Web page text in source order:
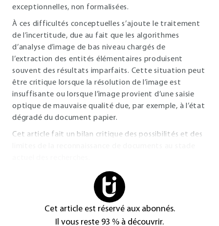
exceptionnelles, non formalisées.
À ces difficultés conceptuelles s’ajoute le traitement
de l’incertitude, due au fait que les algorithmes
d’analyse d’image de bas niveau chargés de
l’extraction des entités élémentaires produisent
souvent des résultats imparfaits. Cette situation peut
être critique lorsque la résolution de l’image est
insuffisante ou lorsque l’image provient d’une saisie
optique de mauvaise qualité due, par exemple, à l’état
dégradé du document papier.
Cet article fait un bilan critique des possibilités et des
Cet article est réservé aux abonnés.
Il vous reste 93 % à découvrir.